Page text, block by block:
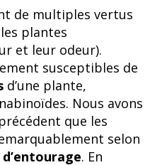
de multiples vertus
plantes
et leur odeur).
susceptibles de
d’une plante,
Nous avons
que les
selon
. En